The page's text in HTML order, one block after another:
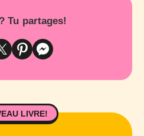
Tu partages!
LIVRE!